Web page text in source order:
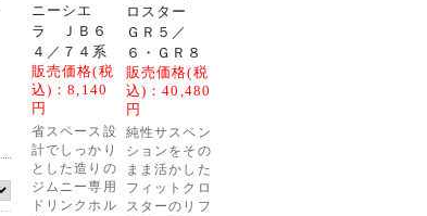
ニーシエ
ラ ＪＢ６
４／７４系
販売価格(税
込)：8,140
円
省スペース設
計でしっかり
とした造りの
ジムニー専用
ドリンクホル
ロスター
ＧＲ５／
６・ＧＲ８
販売価格(税
込)：40,480
円
純性サスペン
ションをその
まま活かした
フィットクロ
スターのリフ